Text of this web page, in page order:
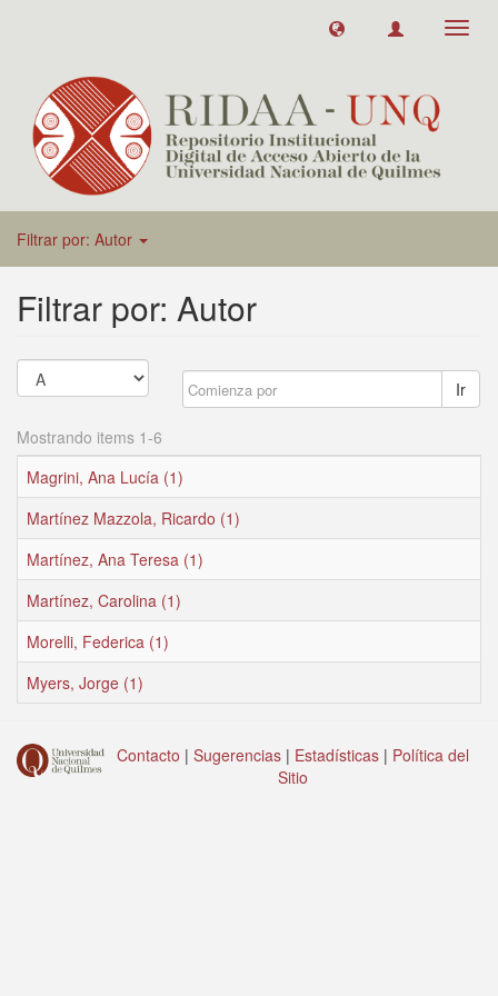
Filtrar por: Autor
Filtrar por: Autor
Ir
Mostrando items 1-6
Magrini, Ana Lucía (1)
Martínez Mazzola, Ricardo (1)
Martínez, Ana Teresa (1)
Martínez, Carolina (1)
Morelli, Federica (1)
Myers, Jorge (1)
Contacto | Sugerencias | Estadísticas | Política del
Sitio